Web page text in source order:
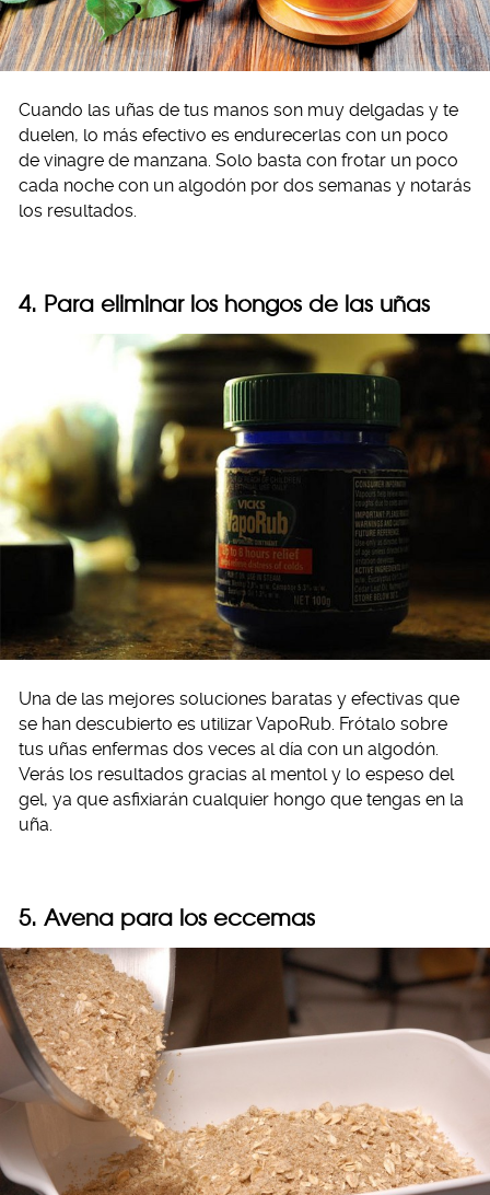
Cuando las uñas de tus manos son muy delgadas y te
duelen, lo más efectivo es endurecerlas con un poco
de vinagre de manzana. Solo basta con frotar un poco
cada noche con un algodón por dos semanas y notarás
los resultados.
4. Para eliminar los hongos de las uñas
Una de las mejores soluciones baratas y efectivas que
se han descubierto es utilizar VapoRub. Frótalo sobre
tus uñas enfermas dos veces al día con un algodón.
Verás los resultados gracias al mentol y lo espeso del
gel, ya que asfixiarán cualquier hongo que tengas en la
uña.
5. Avena para los eccemas